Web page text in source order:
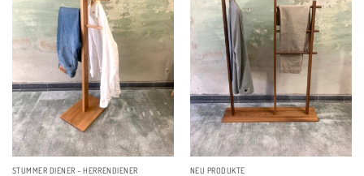
STUMMER DIENER - HERRENDIENER NEU PRODUKTE